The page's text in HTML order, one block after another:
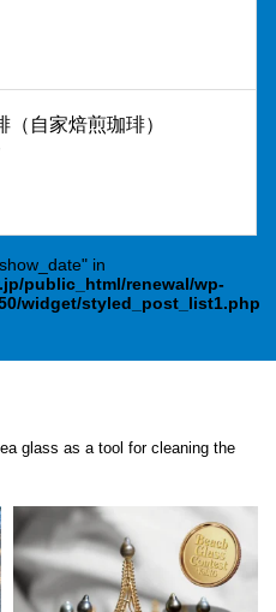
（自家焙煎珈琲）
in
public_html/renewal/wp-
widget/styled_post_list1.php
glass as a tool for cleaning the